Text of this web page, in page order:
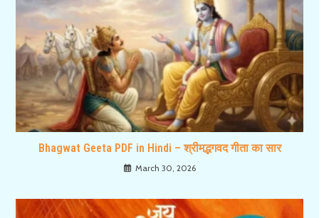
Bhagwat Geeta PDF in Hindi – श्रीमद्भगवद गीता का सार
March 30, 2026